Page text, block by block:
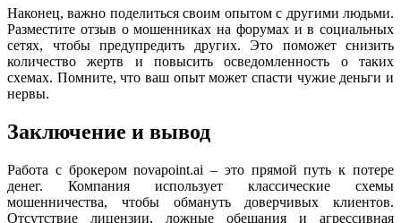
Наконец, важно поделиться своим опытом с другими людьми.
Разместите отзыв о мошенниках на форумах и в социальных
сетях, чтобы предупредить других. Это поможет снизить
количество жертв и повысить осведомленность о таких
схемах. Помните, что ваш опыт может спасти чужие деньги и
нервы.
Заключение и вывод
Работа с брокером novapoint.ai – это прямой путь к потере
денег. Компания использует классические схемы
мошенничества, чтобы обмануть доверчивых клиентов.
Отсутствие лицензии, ложные обещания и агрессивная